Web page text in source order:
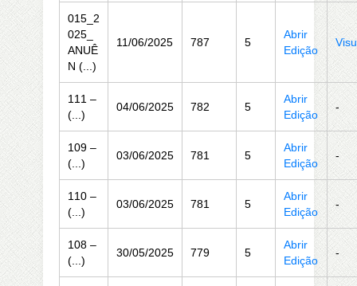
015_2
025_
ANUÊ
N (...)
11/06/2025 787 5
Abrir
Edição
111 –
(...)
04/06/2025 782 5
Abrir
Edição
-
109 –
(...)
03/06/2025 781 5
Abrir
Edição
-
110 –
(...)
03/06/2025 781 5
Abrir
Edição
-
108 –
(...)
30/05/2025 779 5
Abrir
Edição
-